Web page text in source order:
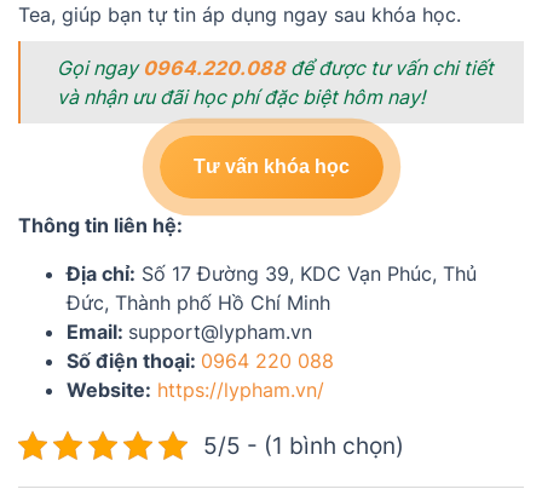
Tea, giúp bạn tự tin áp dụng ngay sau khóa học.
Gọi ngay 0964.220.088để được tư vấn chi tiết
và nhận ưu đãi học phí đặc biệt hôm nay!
Tư vấn khóa học
Thông tin liên hệ:
Địa chỉ: Số 17 Đường 39, KDC Vạn Phúc, Thủ
Đức, Thành phố Hồ Chí Minh
Email: support@lypham.vn
Số điện thoại: 0964 220 088
Website: https://lypham.vn/
5/5 - (1 bình chọn)